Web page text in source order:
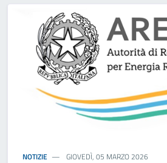
NOTIZIE GIOVEDÌ, 05 MARZO 2026